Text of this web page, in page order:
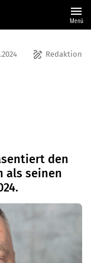
menu
Menü
draw Redaktion
den
als seinen